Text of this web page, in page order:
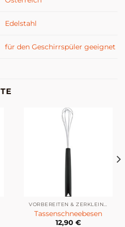
Edelstahl
für den Geschirrspüler geeignet
VORBEREITEN & ZERKLEINERN
Tassenschneebesen
12,90 €